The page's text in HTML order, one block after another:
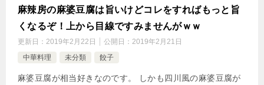
麻辣房の麻婆豆腐は旨いけどコレをすればもっと旨
くなるぞ！上から目線ですみませんがｗｗ
更新日： 2019年2月22日 公開日： 2019年2月21日
中華料理
未分類 餃子
麻婆豆腐が相当好きなのです。 しかも四川風の麻婆豆腐が